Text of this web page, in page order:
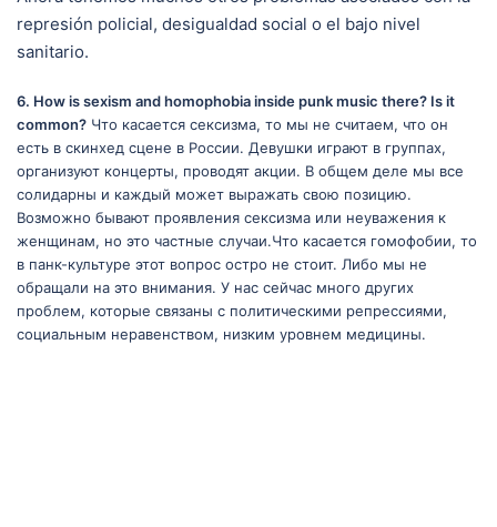
represión policial, desigualdad social o el bajo nivel
sanitario.
6. How is sexism and homophobia inside punk music there? Is it
common? Что касается сексизма, то мы не считаем, что он
есть в скинхед сцене в России. Девушки играют в группах,
организуют концерты, проводят акции. В общем деле мы все
солидарны и каждый может выражать свою позицию.
Возможно бывают проявления сексизма или неуважения к
женщинам, но это частные случаи.Что касается гомофобии, то
в панк-культуре этот вопрос остро не стоит. Либо мы не
обращали на это внимания. У нас сейчас много других
проблем, которые связаны с политическими репрессиями,
социальным неравенством, низким уровнем медицины.